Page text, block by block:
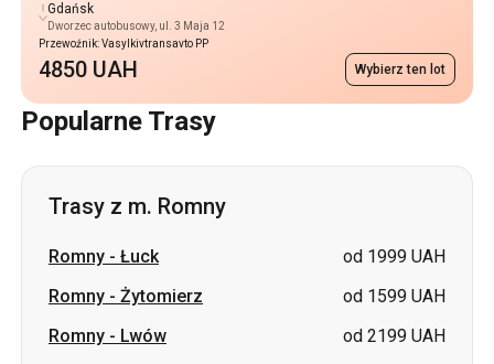
Gdańsk
Dworzec autobusowy, ul. 3 Maja 12
Przewoźnik: Vasylkivtransavto PP
4850 UAH Wybierz ten lot
Popularne Trasy
Trasy z m. Romny
Romny - Łuck
od 1999 UAH
Romny - Żytomierz
od 1599 UAH
Romny - Lwów
od 2199 UAH